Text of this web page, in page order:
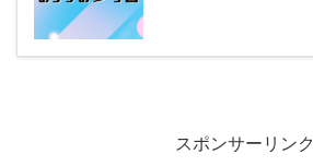
スポンサーリンク